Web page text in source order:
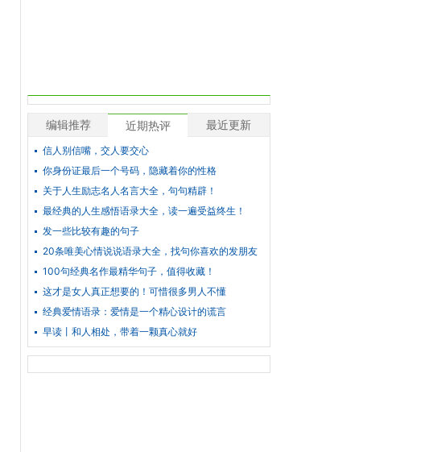
编辑推荐 近期热评 最近更新
信人别信嘴，交人要交心
你身份证最后一个号码，隐藏着你的性格
关于人生励志名人名言大全，句句精辟！
最经典的人生感悟语录大全，读一遍受益终生！
发一些比较有趣的句子
20条唯美心情说说语录大全，找句你喜欢的发朋友圈吧！
100句经典名作最精华句子，值得收藏！
这才是女人真正想要的！可惜很多男人不懂
经典爱情语录：爱情是一个精心设计的谎言
早读丨和人相处，带着一颗真心就好